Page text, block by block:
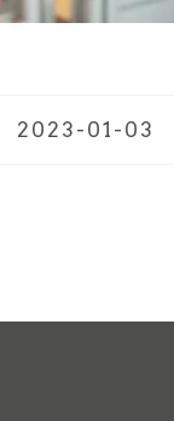
2023-01-03